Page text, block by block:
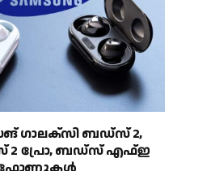
ഗാലക്‌സി ബഡ്‌സ് 2,
പ്രോ, ബഡ്‌സ് എഫ്ഇ